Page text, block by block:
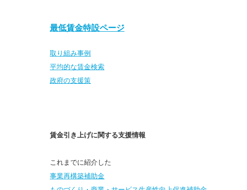
最低賃金特設ページ
取り組み事例
平均的な賃金検索
政府の支援策
賃金引き上げに関する支援情報
これまでに紹介した
事業再構築補助金